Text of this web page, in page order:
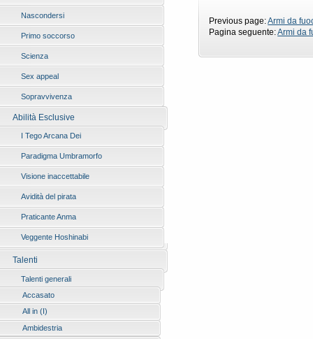
Nascondersi
Primo soccorso
Scienza
Sex appeal
Sopravvivenza
Abilità Esclusive
I Tego Arcana Dei
Paradigma Umbramorfo
Visione inaccettabile
Avidità del pirata
Praticante Anma
Veggente Hoshinabi
Talenti
Talenti generali
Accasato
All in (I)
Ambidestria
Previous page:Armi da
Pagina seguente:Armi da